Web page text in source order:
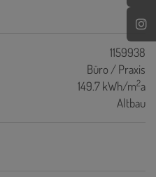
1159938
Büro / Praxis
149.7 kWh/m2a
Altbau